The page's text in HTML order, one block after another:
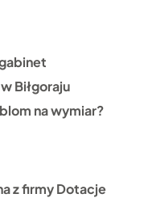
Biłgoraju
na wymiar?
z firmy Dotacje